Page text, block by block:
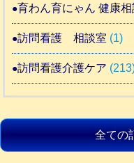
育わん育にゃん 健康相
訪問看護 相談室 (1)
訪問看護介護ケア
全ての